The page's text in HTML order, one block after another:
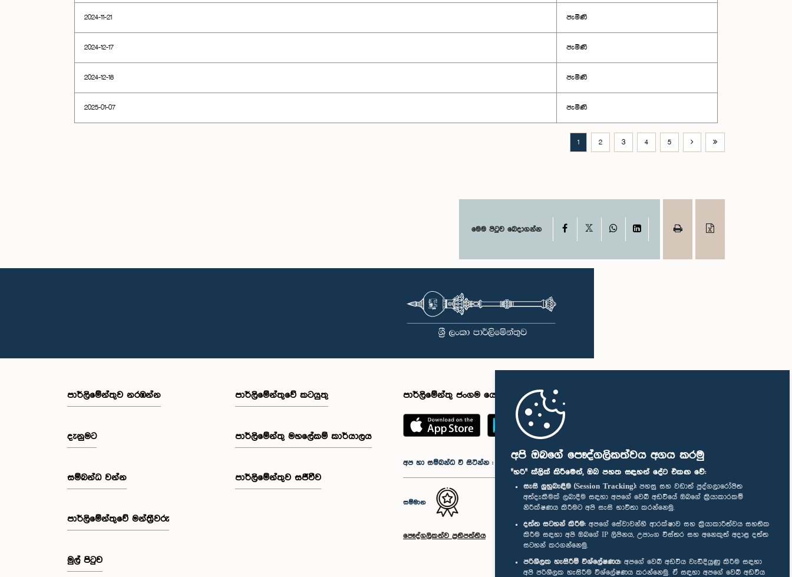
අපි ඔබගේ පෞද්ගලිකත්වය අගය කරමු
"හරි" ක්ලික් කිරීමෙන්, ඔබ පහත සඳහන් දේට එකඟ වේ:
සැසි ලුහුබැඳීම (Session Tracking): පහසු සහ වඩාත් පුද්ගලාරෝපිත
අත්දැකීමක් ලබාදීම සඳහා අපගේ වෙබ් අඩවියේ ඔබගේ ක්‍රියාකාරකම්
නිරීක්ෂණය කිරීමට අපි සැසි භාවිතා කරන්නෙමු.
දත්ත සටහන් කිරීම: අපගේ සේවාවන්හි ආරක්ෂාව සහ ක්‍රියාකාරීත්වය සහතික
කිරීම සඳහා අපි ඔබගේ IP ලිපිනය, උපාංග විස්තර සහ අනෙකුත් අදාළ දත්ත
සටහන් කරගන්නෙමු.
පරිශීලක හැසිරීම් විශ්ලේෂණය: අපගේ වෙබ් අඩවිය වැඩිදියුණු කිරීම සඳහා
අපි පරිශීලක හැසිරීම විශ්ලේෂණය කරන්නෙමු. ඒ සඳහා අපගේ වෙබ් අඩවිය
2024-11-21 පැමිණි
2024-12-17 පැමිණි
2024-12-18 පැමිණි
2025-01-07 පැමිණි
1 2 3 4 5
මෙම පිටුව බෙදාගන්න Facebook WhatsAppLinkedIn
පාර්ලි‌මේන්තුව නරඹන්න
දැනුමට
සම්බන්ධ වන්න
පාර්ලි‌මේන්තුවේ මන්ත්‍රීවරු
මුල් පිටුව
පාර්ලිමේන්තුවේ කටයුතු
පාර්ලිමේන්තු මහලේකම් කාර්යාලය
පාර්ලිමේන්තුව සජීවීව
පාර්ලිමේන්තු ජංගම යෙදුම
අප හා සම්බන්ධ වී සිටින්න :
සම්මාන
පෞද්ගලිකත්ව ප්‍රතිපත්තිය